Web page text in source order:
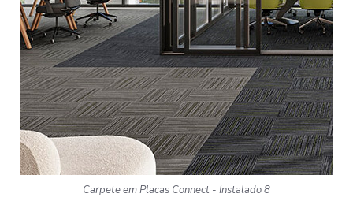
Carpete em Placas Connect - Instalado 8